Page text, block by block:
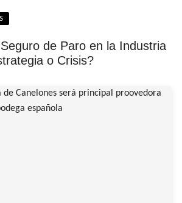
de Paro en la Industria
o Crisis?